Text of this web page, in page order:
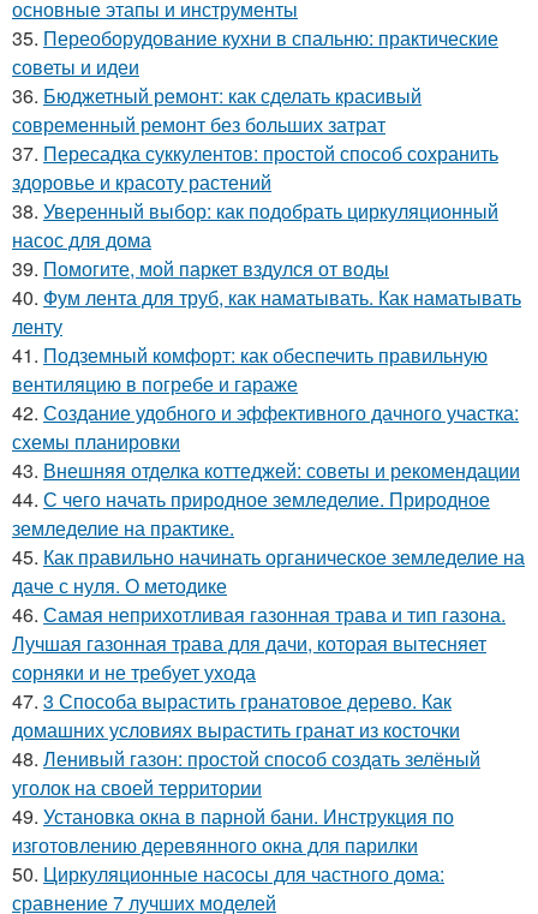
основные этапы и инструменты
35. Переоборудование кухни в спальню: практические
советы и идеи
36. Бюджетный ремонт: как сделать красивый
современный ремонт без больших затрат
37. Пересадка суккулентов: простой способ сохранить
здоровье и красоту растений
38. Уверенный выбор: как подобрать циркуляционный
насос для дома
39. Помогите, мой паркет вздулся от воды
40. Фум лента для труб, как наматывать. Как наматывать
ленту
41. Подземный комфорт: как обеспечить правильную
вентиляцию в погребе и гараже
42. Создание удобного и эффективного дачного участка:
схемы планировки
43. Внешняя отделка коттеджей: советы и рекомендации
44. С чего начать природное земледелие. Природное
земледелие на практике.
45. Как правильно начинать органическое земледелие на
даче с нуля. О методике
46. Самая неприхотливая газонная трава и тип газона.
Лучшая газонная трава для дачи, которая вытесняет
сорняки и не требует ухода
47. 3 Способа вырастить гранатовое дерево. Как
домашних условиях вырастить гранат из косточки
48. Ленивый газон: простой способ создать зелёный
уголок на своей территории
49. Установка окна в парной бани. Инструкция по
изготовлению деревянного окна для парилки
50. Циркуляционные насосы для частного дома:
сравнение 7 лучших моделей